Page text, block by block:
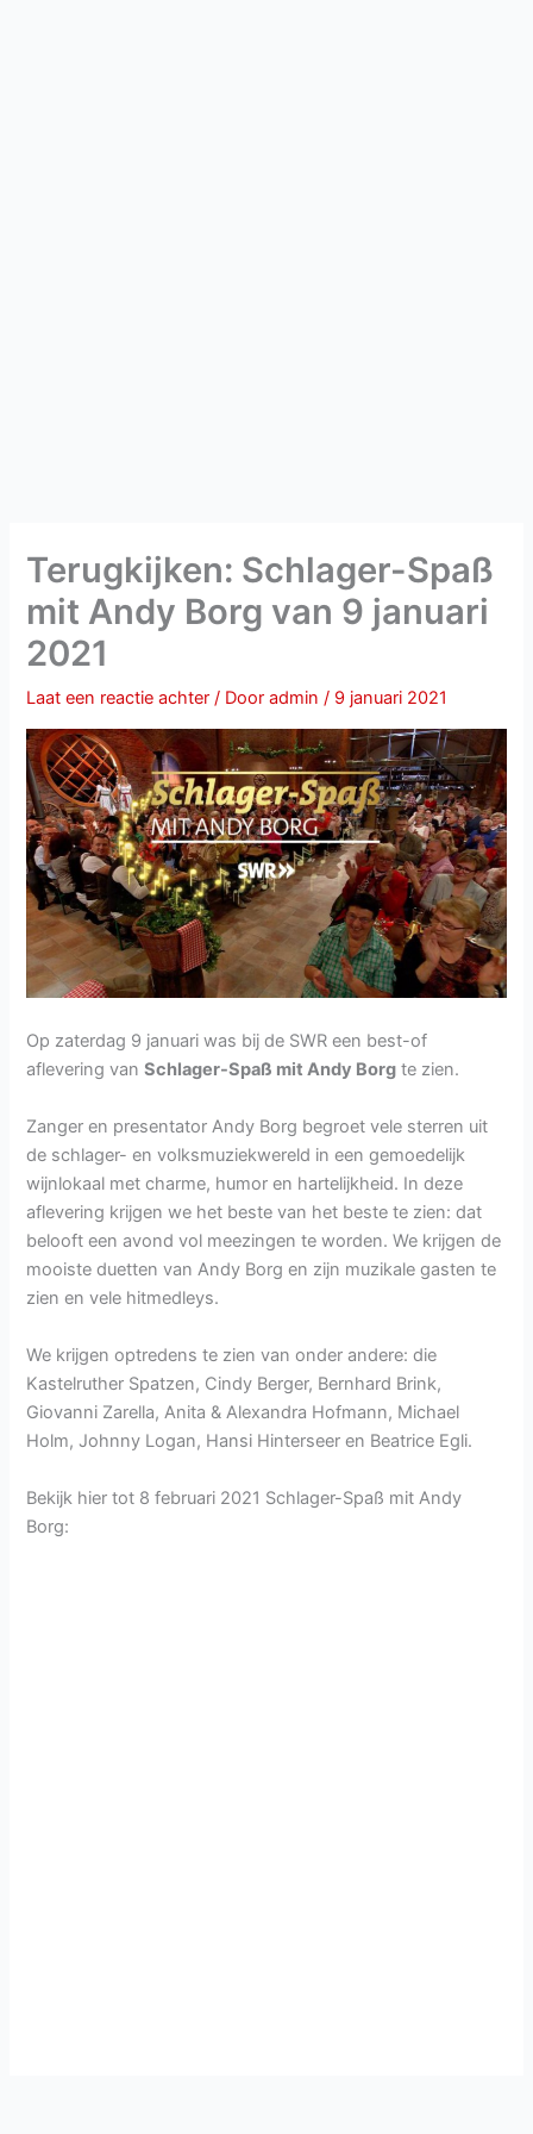
Terugkijken: Schlager-Spaß
mit Andy Borg van 9 januari
2021
Laat een reactie achter / Dooradmin/ 9 januari 2021
Op zaterdag 9 januari was bij de SWR een best-of
aflevering vanSchlager-Spaß mit Andy Borg te zien.
Zanger en presentator Andy Borg begroet vele sterren uit
de schlager- en volksmuziekwereld in een gemoedelijk
wijnlokaal met charme, humor en hartelijkheid. In deze
aflevering krijgen we het beste van het beste te zien: dat
belooft een avond vol meezingen te worden. We krijgen de
mooiste duetten van Andy Borg en zijn muzikale gasten te
zien en vele hitmedleys.
We krijgen optredens te zien van onder andere: die
Kastelruther Spatzen, Cindy Berger, Bernhard Brink,
Giovanni Zarella, Anita & Alexandra Hofmann, Michael
Holm, Johnny Logan, Hansi Hinterseer en Beatrice Egli.
Bekijk hier tot 8 februari 2021 Schlager-Spaß mit Andy
Borg: